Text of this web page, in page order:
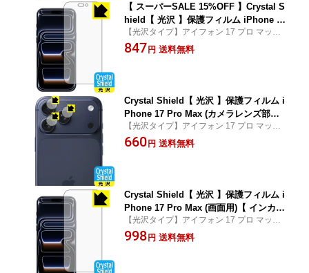
【 スーパーSALE 15%OFF 】Crystal S
hield【 光沢 】保護フィルム iPhone 17
Pro Max (画面用) 日本製 自社製造直販
【光沢タイプ】アイフォン 17 プロ マック
ス 専用保護フィルム(保護シート)
847円 送料無料
Crystal Shield【 光沢 】保護フィルム i
Phone 17 Pro Max (カメラレンズ部用)
日本製 自社製造直販
【光沢タイプ】アイフォン 17 プロ マック
ス 専用保護フィルム(保護シート)
660円 送料無料
Crystal Shield【 光沢 】保護フィルム i
Phone 17 Pro Max (画面用)【 インカメ
ラ穴なし版 】 日本製 自社製造直販
【光沢タイプ】アイフォン 17 プロ マック
ス【インカメラ穴なし版】 専用保護フィル
ム(保護シート)
998円 送料無料